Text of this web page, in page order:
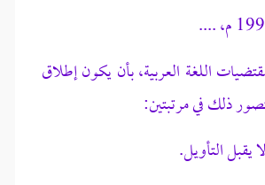
اللغة العربية، بأن يكون إطلاق
ذلك في مرتبتين:
التأويل.